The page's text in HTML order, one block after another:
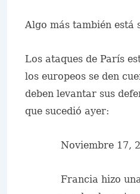
Algo más también está
Los ataques de París
los europeos se den
deben levantar sus
que sucedió ayer:
Noviembre 17,
Francia hizo